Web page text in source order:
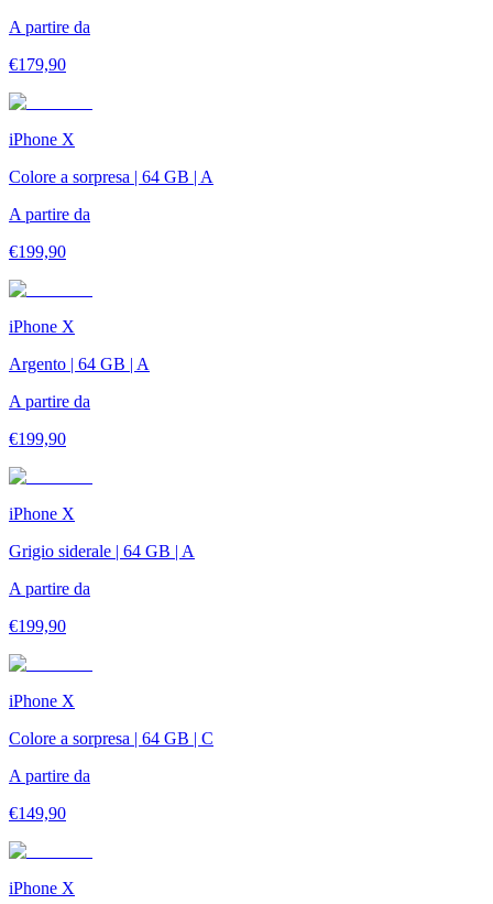
A partire da
€179,90
iPhone X
Colore a sorpresa | 64 GB | A
A partire da
€199,90
iPhone X
Argento | 64 GB | A
A partire da
€199,90
iPhone X
Grigio siderale | 64 GB | A
A partire da
€199,90
iPhone X
Colore a sorpresa | 64 GB | C
A partire da
€149,90
iPhone X